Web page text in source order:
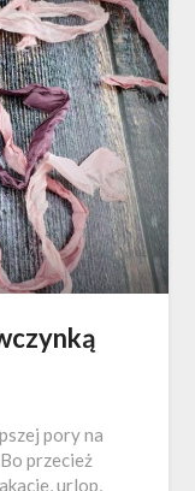
pory na
przecież
urlop,